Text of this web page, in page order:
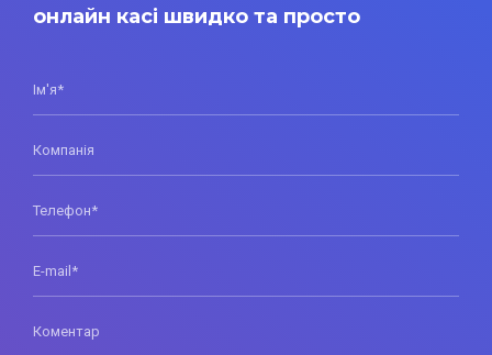
онлайн касі швидко та просто
Ім'я*
Компанія
Телефон*
E-mail*
Коментар